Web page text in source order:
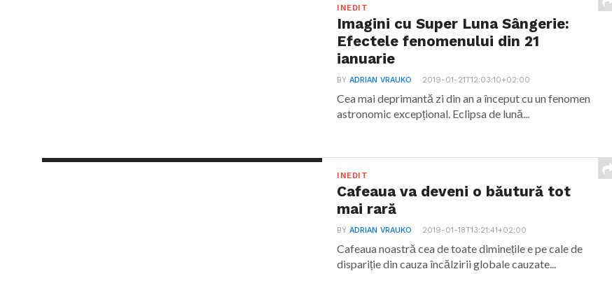
INEDIT
Imagini cu Super Luna Sângerie:
Efectele fenomenului din 21
ianuarie
BYADRIAN VRAUKO 2019-01-21T12:03:10+02:00
Cea mai deprimantă zi din an a început cu un fenomen
astronomic excepțional. Eclipsa de lună...
INEDIT
Cafeaua va deveni o băutură tot
mai rară
BYADRIAN VRAUKO 2019-01-18T13:21:41+02:00
Cafeaua noastră cea de toate diminețile e pe cale de
dispariție din cauza încălzirii globale cauzate...